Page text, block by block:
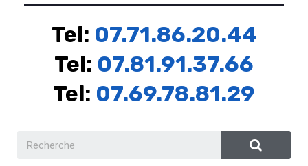
Tel: 07.71.86.20.44
Tel: 07.81.91.37.66
Tel: 07.69.78.81.29